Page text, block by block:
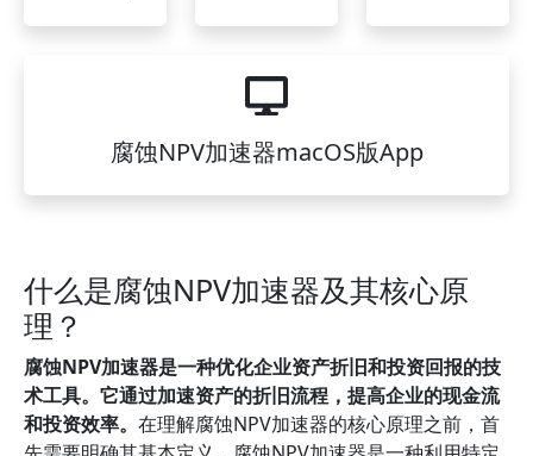
腐蚀NPV加速器macOS版App
什么是腐蚀NPV加速器及其核心原
理？
腐蚀NPV加速器是一种优化企业资产折旧和投资回报的技
术工具。它通过加速资产的折旧流程，提高企业的现金流
和投资效率。 在理解腐蚀NPV加速器的核心原理之前，首